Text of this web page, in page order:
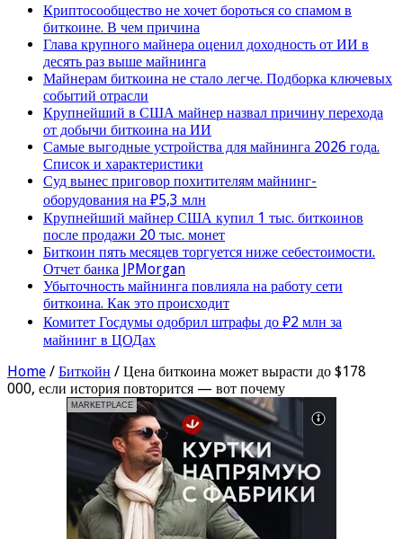
Криптосообщество не хочет бороться со спамом в
биткоине. В чем причина
Глава крупного майнера оценил доходность от ИИ в
десять раз выше майнинга
Майнерам биткоина не стало легче. Подборка ключевых
событий отрасли
Крупнейший в США майнер назвал причину перехода
от добычи биткоина на ИИ
Самые выгодные устройства для майнинга 2026 года.
Список и характеристики
Суд вынес приговор похитителям майнинг-
оборудования на ₽5,3 млн
Крупнейший майнер США купил 1 тыс. биткоинов
после продажи 20 тыс. монет
Биткоин пять месяцев торгуется ниже себестоимости.
Отчет банка JPMorgan
Убыточность майнинга повлияла на работу сети
биткоина. Как это происходит
Комитет Госдумы одобрил штрафы до ₽2 млн за
майнинг в ЦОДах
Home / Биткойн / Цена биткоина может вырасти до $178
000, если история повторится — вот почему
MARKETPLACE